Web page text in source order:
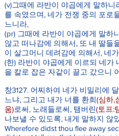
(v)그때에 라반이 야곱에게 말하
를 속였으며, 네가 전쟁 중의 포로
느니라,
(pr) 그때에 라반이 야곱에게 말하
않고 떠나감에 의해서, 또 내 딸들
이 살그머니 데려감에 의해서, 네
(한) 라반이 야곱에게 이르되 네가
을 칼로 잡은 자같이 끌고 갔으니
창3127. 어찌하여 네가 비밀리에
느냐, 그리고 내가 너를 환희(심하,
움)로써, 노래들로써, 탬버린(토프:
나보낼 수 있도록, 내게 말하지 않
Wherefore didst thou flee away